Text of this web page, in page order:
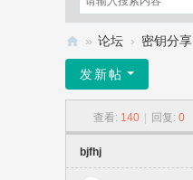
分
坛
» 论坛 › 密钥分享
发新帖
查看: 140 回复: 0
bjfhj